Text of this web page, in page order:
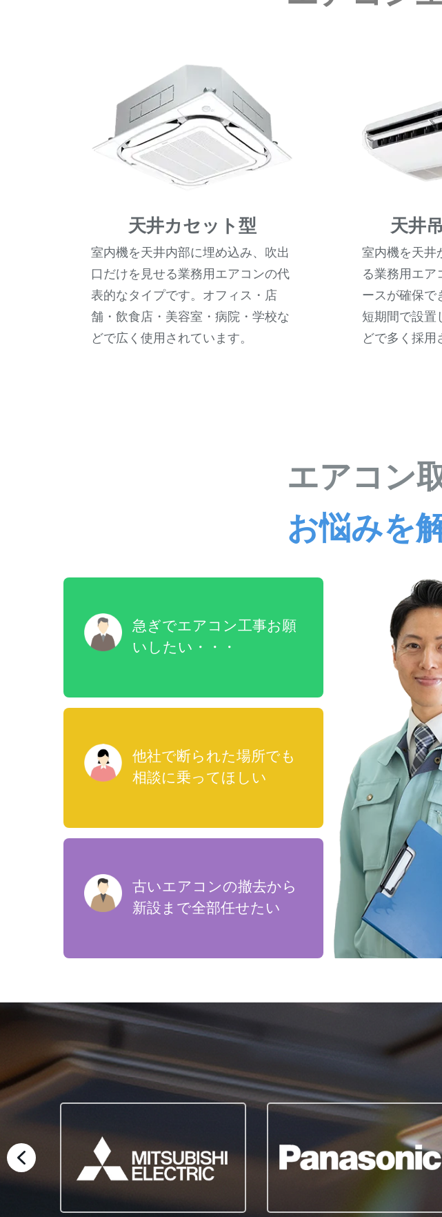
天井カセット型
室内機を天井内部に埋め込み、吹出
口だけを見せる業務用エアコンの代
表的なタイプです。オフィス・店
舗・飲食店・美容室・病院・学校な
どで広く使用されています。
天井
室内機を天井
る業務用エア
ースが確保で
短期間で設置
どで多く採用
エアコン
お悩みを
急ぎでエアコン工事お願
いしたい・・・
他社で断られた場所でも
相談に乗ってほしい
古いエアコンの撤去から
新設まで全部任せたい